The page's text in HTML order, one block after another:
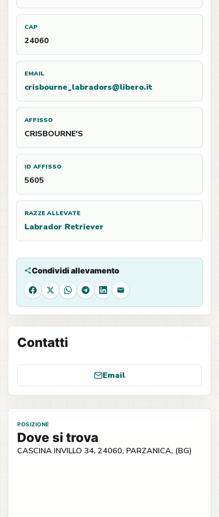
CAP
24060
EMAIL
crisbourne_labradors@libero.it
AFFISSO
CRISBOURNE'S
ID AFFISSO
5605
RAZZE ALLEVATE
Labrador Retriever
Condividi allevamento
Facebook
X WhatsApp
Telegram
LinkedIn
Email
Contatti
Email
POSIZIONE
Dove si trova
CASCINA INVILLO 34, 24060, PARZANICA, (BG)